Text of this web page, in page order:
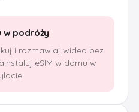
w podróży
i rozmawiaj wideo bez
eSIM w domu w